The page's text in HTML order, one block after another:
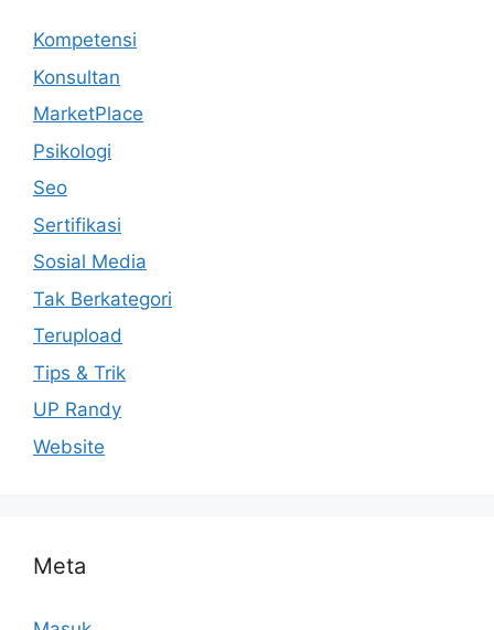
Kompetensi
Konsultan
MarketPlace
Psikologi
Seo
Sertifikasi
Sosial Media
Tak Berkategori
Terupload
Tips & Trik
UP Randy
Website
Meta